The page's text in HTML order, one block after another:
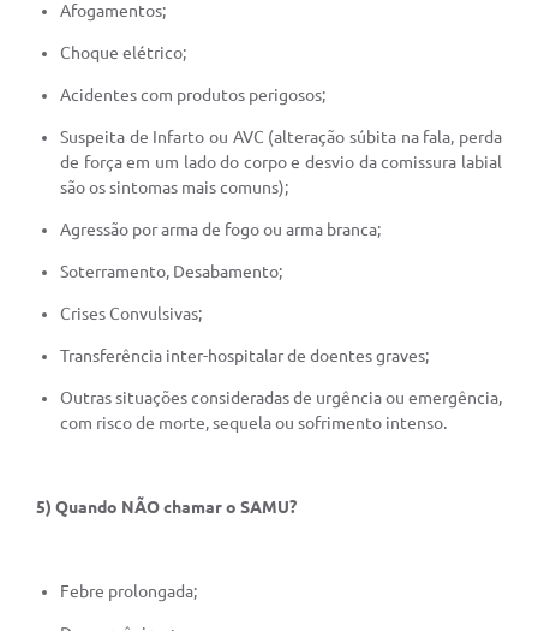
Afogamentos;
Choque elétrico;
Acidentes com produtos perigosos;
Suspeita de Infarto ou AVC (alteração súbita na fala, perda
de força em um lado do corpo e desvio da comissura labial
são os sintomas mais comuns);
Agressão por arma de fogo ou arma branca;
Soterramento, Desabamento;
Crises Convulsivas;
Transferência inter-hospitalar de doentes graves;
Outras situações consideradas de urgência ou emergência,
com risco de morte, sequela ou sofrimento intenso.
5) Quando NÃO chamar o SAMU?
Febre prolongada;